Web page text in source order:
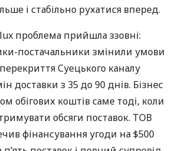
і стабільно рухатися вперед.
проблема прийшла ззовні:
постачальники змінили умови
Суецького каналу
доставки з 35 до 90 днів. Бізнес
обігових коштів саме тоді, коли
обсяги поставок. ТОВ
фінансування угоди на $500